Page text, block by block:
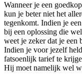
Wanneer je een
kun je beter niet het
tegenkomt. Indien je
bij een oplossing die
weet je zeker dat je een
Indien je voor jezelf
fatsoenlijk tarief te
Hij moet namelijk wel